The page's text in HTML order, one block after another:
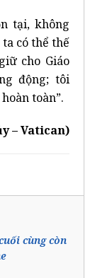
tại, không
có thể thế
cho Giáo
động; tôi
toàn”.
– Vatican)
cùng còn